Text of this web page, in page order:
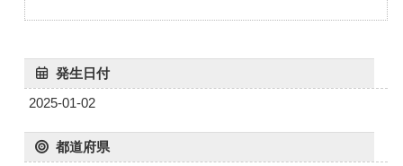
発生日付
2025-01-02
都道府県